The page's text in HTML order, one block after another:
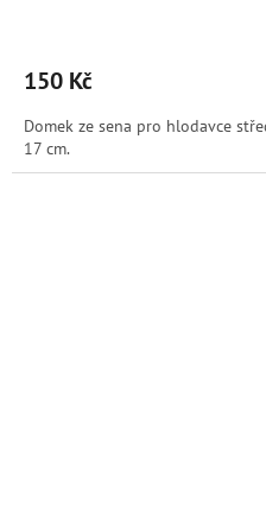
150 Kč
Domek ze sena pro hlodavce
17 cm.